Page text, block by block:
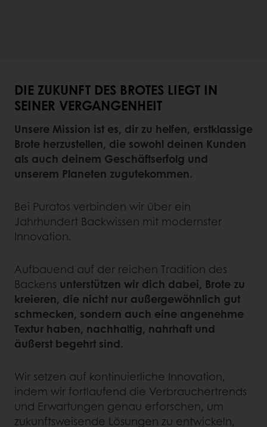
DIE ZUKUNFT DES BROTES LIEGT IN
SEINER VERGANGENHEIT
Unsere Mission ist es, dir zu helfen, erstklassige
Brote herzustellen, die sowohl deinen Kunden
als auch deinem Geschäftserfolg und
unserem Planeten zugutekommen.
Bei Puratos verbinden wir über ein
Jahrhundert Backwissen mit modernster
Innovation.
Aufbauend auf der reichen Tradition des
Backens unterstützen wir dich dabei, Brote zu
kreieren, die nicht nur außergewöhnlich gut
schmecken, sondern auch eine angenehme
Textur haben, nachhaltig, nahrhaft und
äußerst begehrt sind.
Wir setzen auf kontinuierliche Innovation,
indem wir fortlaufend die Verbrauchertrends
und Erwartungen genau erforschen, um
zukunftsweisende Lösungen zu entwickeln,